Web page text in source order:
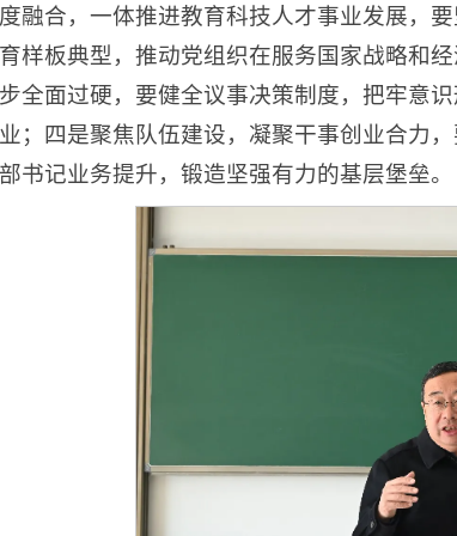
融合，一体推进教育科技人才事业发展，
样板典型，推动党组织在服务国家战略和
全面过硬，要健全议事决策制度，把牢意
；四是聚焦队伍建设，凝聚干事创业合力
书记业务提升，锻造坚强有力的基层堡垒。